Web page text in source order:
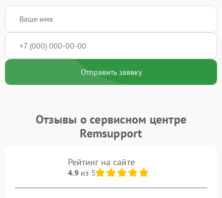
Отправить заявку
Отзывы о сервисном центре
Remsupport
Рейтинг на сайте
4.9из 5